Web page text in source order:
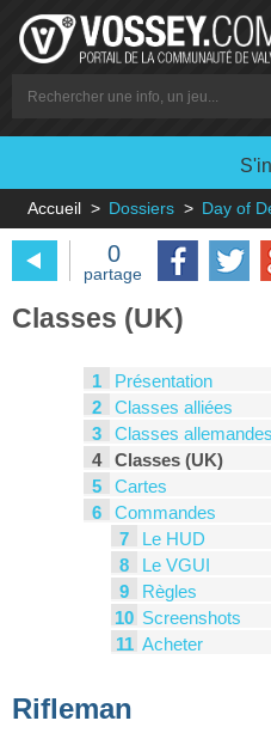
Accueil Dossiers Day of
0
partage
Classes (UK)
1
Présentation
2
Classes alliées
3
Classes allemandes
4
Classes (UK)
5
Cartes
6
Commandes
7
Le HUD
8
Le VGUI
9
Règles
10 Screenshots
11 Acheter
Rifleman